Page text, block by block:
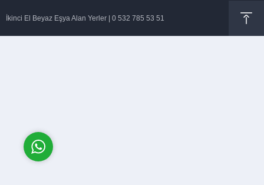
İkinci El Beyaz Eşya Alan Yerler | 0 532 785 53 51